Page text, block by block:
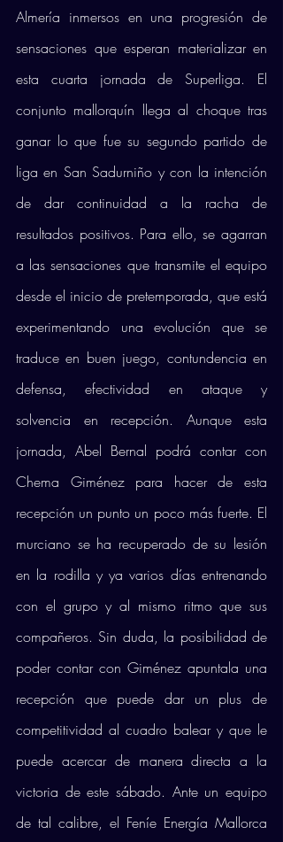
Almería inmersos en una progresión de
sensaciones que esperan materializar en
esta cuarta jornada de Superliga. El
conjunto mallorquín llega al choque tras
ganar lo que fue su segundo partido de
liga en San Sadurniño y con la intención
de dar continuidad a la racha de
resultados positivos. Para ello, se agarran
a las sensaciones que transmite el equipo
desde el inicio de pretemporada, que está
experimentando una evolución que se
traduce en buen juego, contundencia en
defensa, efectividad en ataque y
solvencia en recepción. Aunque esta
jornada, Abel Bernal podrá contar con
Chema Giménez para hacer de esta
recepción un punto un poco más fuerte. El
murciano se ha recuperado de su lesión
en la rodilla y ya varios días entrenando
con el grupo y al mismo ritmo que sus
compañeros. Sin duda, la posibilidad de
poder contar con Giménez apuntala una
recepción que puede dar un plus de
competitividad al cuadro balear y que le
puede acercar de manera directa a la
victoria de este sábado. Ante un equipo
de tal calibre, el Feníe Energía Mallorca